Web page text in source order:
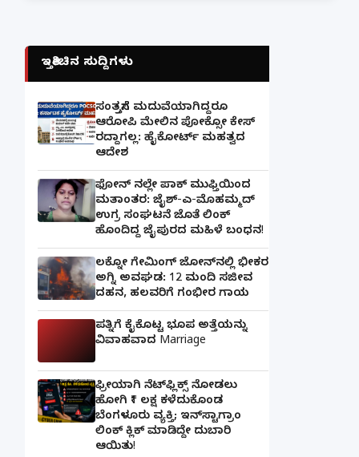
ಇತ್ತೀಚಿನ ಸುದ್ದಿಗಳು
ಸಂತ್ರಸ್ತೆಗೆ ಮದುವೆಯಾಗಿದ್ದರೂ
ಆರೋಪಿ ಮೇಲಿನ ಪೋಕ್ಸೋ ಕೇಸ್
ರದ್ದಾಗಲ್ಲ: ಹೈಕೋರ್ಟ್ ಮಹತ್ವದ
ಆದೇಶ
ಫೋನ್ ನಲ್ಲೇ ಪಾಕ್ ಮುಫ್ತಿಯಿಂದ
ಮತಾಂತರ: ಜೈಶ್-ಎ-ಮೊಹಮ್ಮದ್
ಉಗ್ರ ಸಂಘಟನೆ ಜೊತೆ ಲಿಂಕ್
ಹೊಂದಿದ್ದ ಜೈಪುರದ ಮಹಿಳೆ ಬಂಧನ!
ಲಕ್ನೋ ಗೇಮಿಂಗ್ ಜೋನ್‌ನಲ್ಲಿ ಭೀಕರ
ಅಗ್ನಿ ಅವಘಡ: 12 ಮಂದಿ ಸಜೀವ
ದಹನ, ಹಲವರಿಗೆ ಗಂಭೀರ ಗಾಯ
ಪತ್ನಿಗೆ ಕೈಕೊಟ್ಟ ಭೂಪ ಅತ್ತೆಯನ್ನು
ವಿವಾಹವಾದ Marriage
ಫ್ರೀಯಾಗಿ ನೆಟ್‌ಫ್ಲಿಕ್ಸ್ ನೋಡಲು
ಹೋಗಿ ₹1 ಲಕ್ಷ ಕಳೆದುಕೊಂಡ
ಬೆಂಗಳೂರು ವ್ಯಕ್ತಿ; ಇನ್‌ಸ್ಟಾಗ್ರಾಂ
ಲಿಂಕ್ ಕ್ಲಿಕ್ ಮಾಡಿದ್ದೇ ದುಬಾರಿ
ಆಯಿತು!